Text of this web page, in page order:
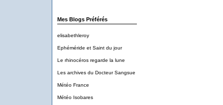
Mes Blogs Préférés
elisabethleroy
Ephéméride et Saint du jour
Le rhinocéros regarde la lune
Les archives du Docteur Sangsue
Météo France
Météo Isobares